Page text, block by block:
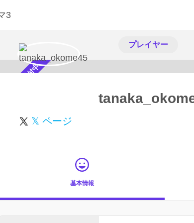
プレイヤー
スカウト受付中
𝕏 ページ
基本情報